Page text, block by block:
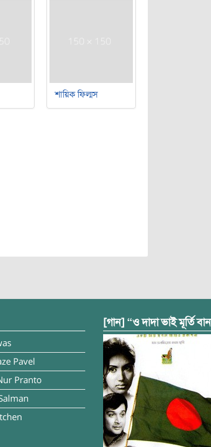
শায়িক ফিল্মস
Pavel
Pranto
[গান] “ও দাদা ভাই মূর্তি